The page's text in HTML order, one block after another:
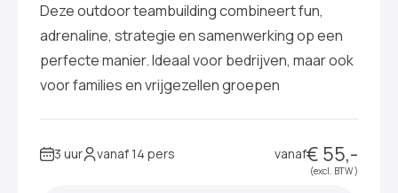
Deze outdoor teambuilding combineert fun,
adrenaline, strategie en samenwerking op een
perfecte manier. Ideaal voor bedrijven, maar ook
voor families en vrijgezellen groepen
3 uur vanaf 14 pers vanaf€ 55,-
(excl. BTW )